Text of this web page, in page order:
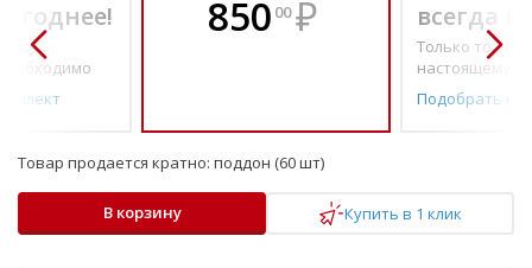
по-
850 00 ₽
всегда
Только то, что
настоящему
Подобрать
Товар продается кратно: поддон (60 шт)
В корзину Купить в 1 клик